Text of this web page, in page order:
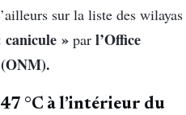
sur la liste des wilayas
canicule » par l’Office
°C à l’intérieur du